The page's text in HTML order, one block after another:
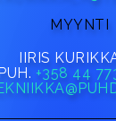
MYYNTI
IIRIS
PUH. +358 44